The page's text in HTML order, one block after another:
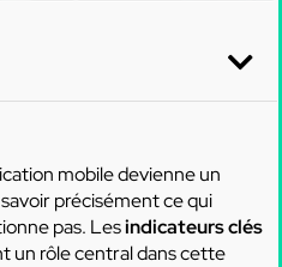
mobile devienne un
précisément ce qui
pas. Lesindicateurs clés
un rôle central dans cette